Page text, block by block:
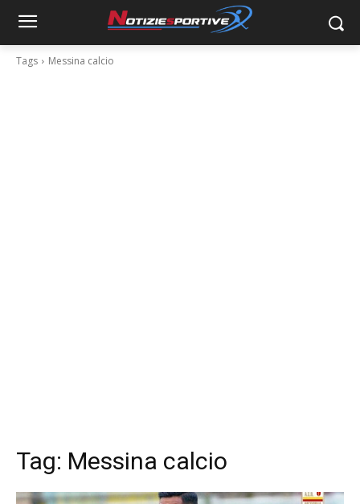
Tags Messina calcio
Tag: Messina calcio